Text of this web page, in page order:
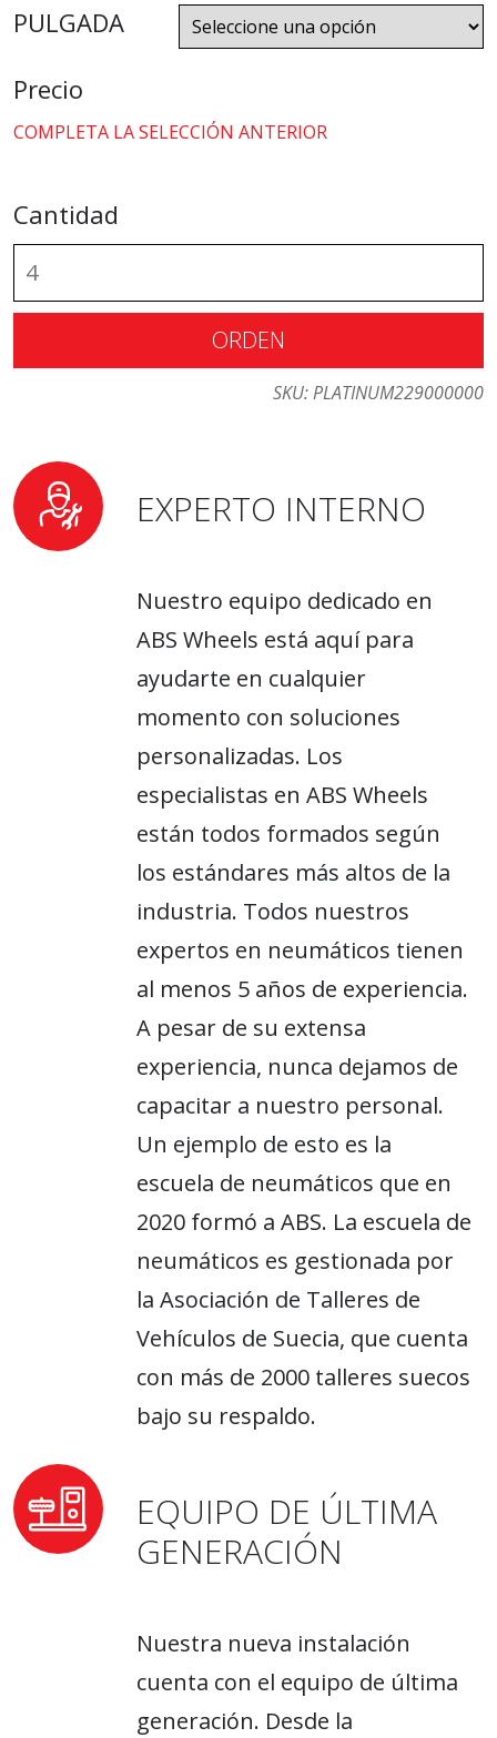
PULGADA
Precio
COMPLETA LA SELECCIÓN ANTERIOR
Cantidad
ORDEN
SKU:PLATINUM229000000
EXPERTO INTERNO
Nuestro equipo dedicado en
ABS Wheels está aquí para
ayudarte en cualquier
momento con soluciones
personalizadas. Los
especialistas en ABS Wheels
están todos formados según
los estándares más altos de la
industria. Todos nuestros
expertos en neumáticos tienen
al menos 5 años de experiencia.
A pesar de su extensa
experiencia, nunca dejamos de
capacitar a nuestro personal.
Un ejemplo de esto es la
escuela de neumáticos que en
2020 formó a ABS. La escuela de
neumáticos es gestionada por
la Asociación de Talleres de
Vehículos de Suecia, que cuenta
con más de 2000 talleres suecos
bajo su respaldo.
EQUIPO DE ÚLTIMA
GENERACIÓN
Nuestra nueva instalación
cuenta con el equipo de última
generación. Desde la